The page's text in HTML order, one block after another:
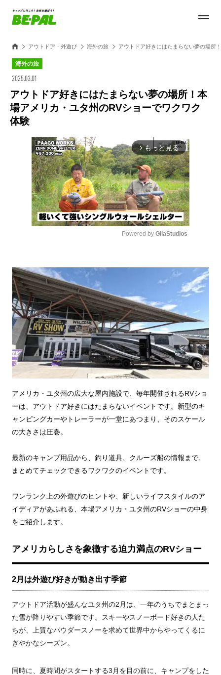
アウトドア・外遊び 海外の旅 アウトドア好きにはたまらない夢の場所
海外の旅
2025.03.01
アウトドア好きにはたまらない夢の場所！本
場アメリカ・ユタ州のRVショーでワクワク
体験
arrow_forward_ios もっと見る
Powered by GliaStudios
アメリカ・ユタ州の広大な屋内施設で、毎年開催されるRVショ
ーは、アウトドア好きにはたまらないイベントです。新型のキ
ャンピングカーやトレーラーが一堂にあつまり、そのスケール
の大きさは圧巻。
最新のキャンプ用品から、釣り道具、クルーズ船の情報まで、
まとめてチェックできるワクワクのイベントです。
ワンランク上の外遊びのヒントや、新しいライフスタイルのア
イディアがあふれる、本場アメリカ・ユタ州のRVショーの中身
をご紹介します。
アメリカらしさを象徴する迫力満点のRVショー
2月は外遊び好きが動き出す季節
アウトドア活動が盛んなユタ州の2月は、一年のうちでまとまっ
た雪が降りやすい季節です。スキーやスノーボード好きの人た
ちが、上質なパウダースノーを求めて世界中からやってくるに
ぎやかなシーズン。
同時に、夏時間がスタートする3月を目の前に、キャンプをした